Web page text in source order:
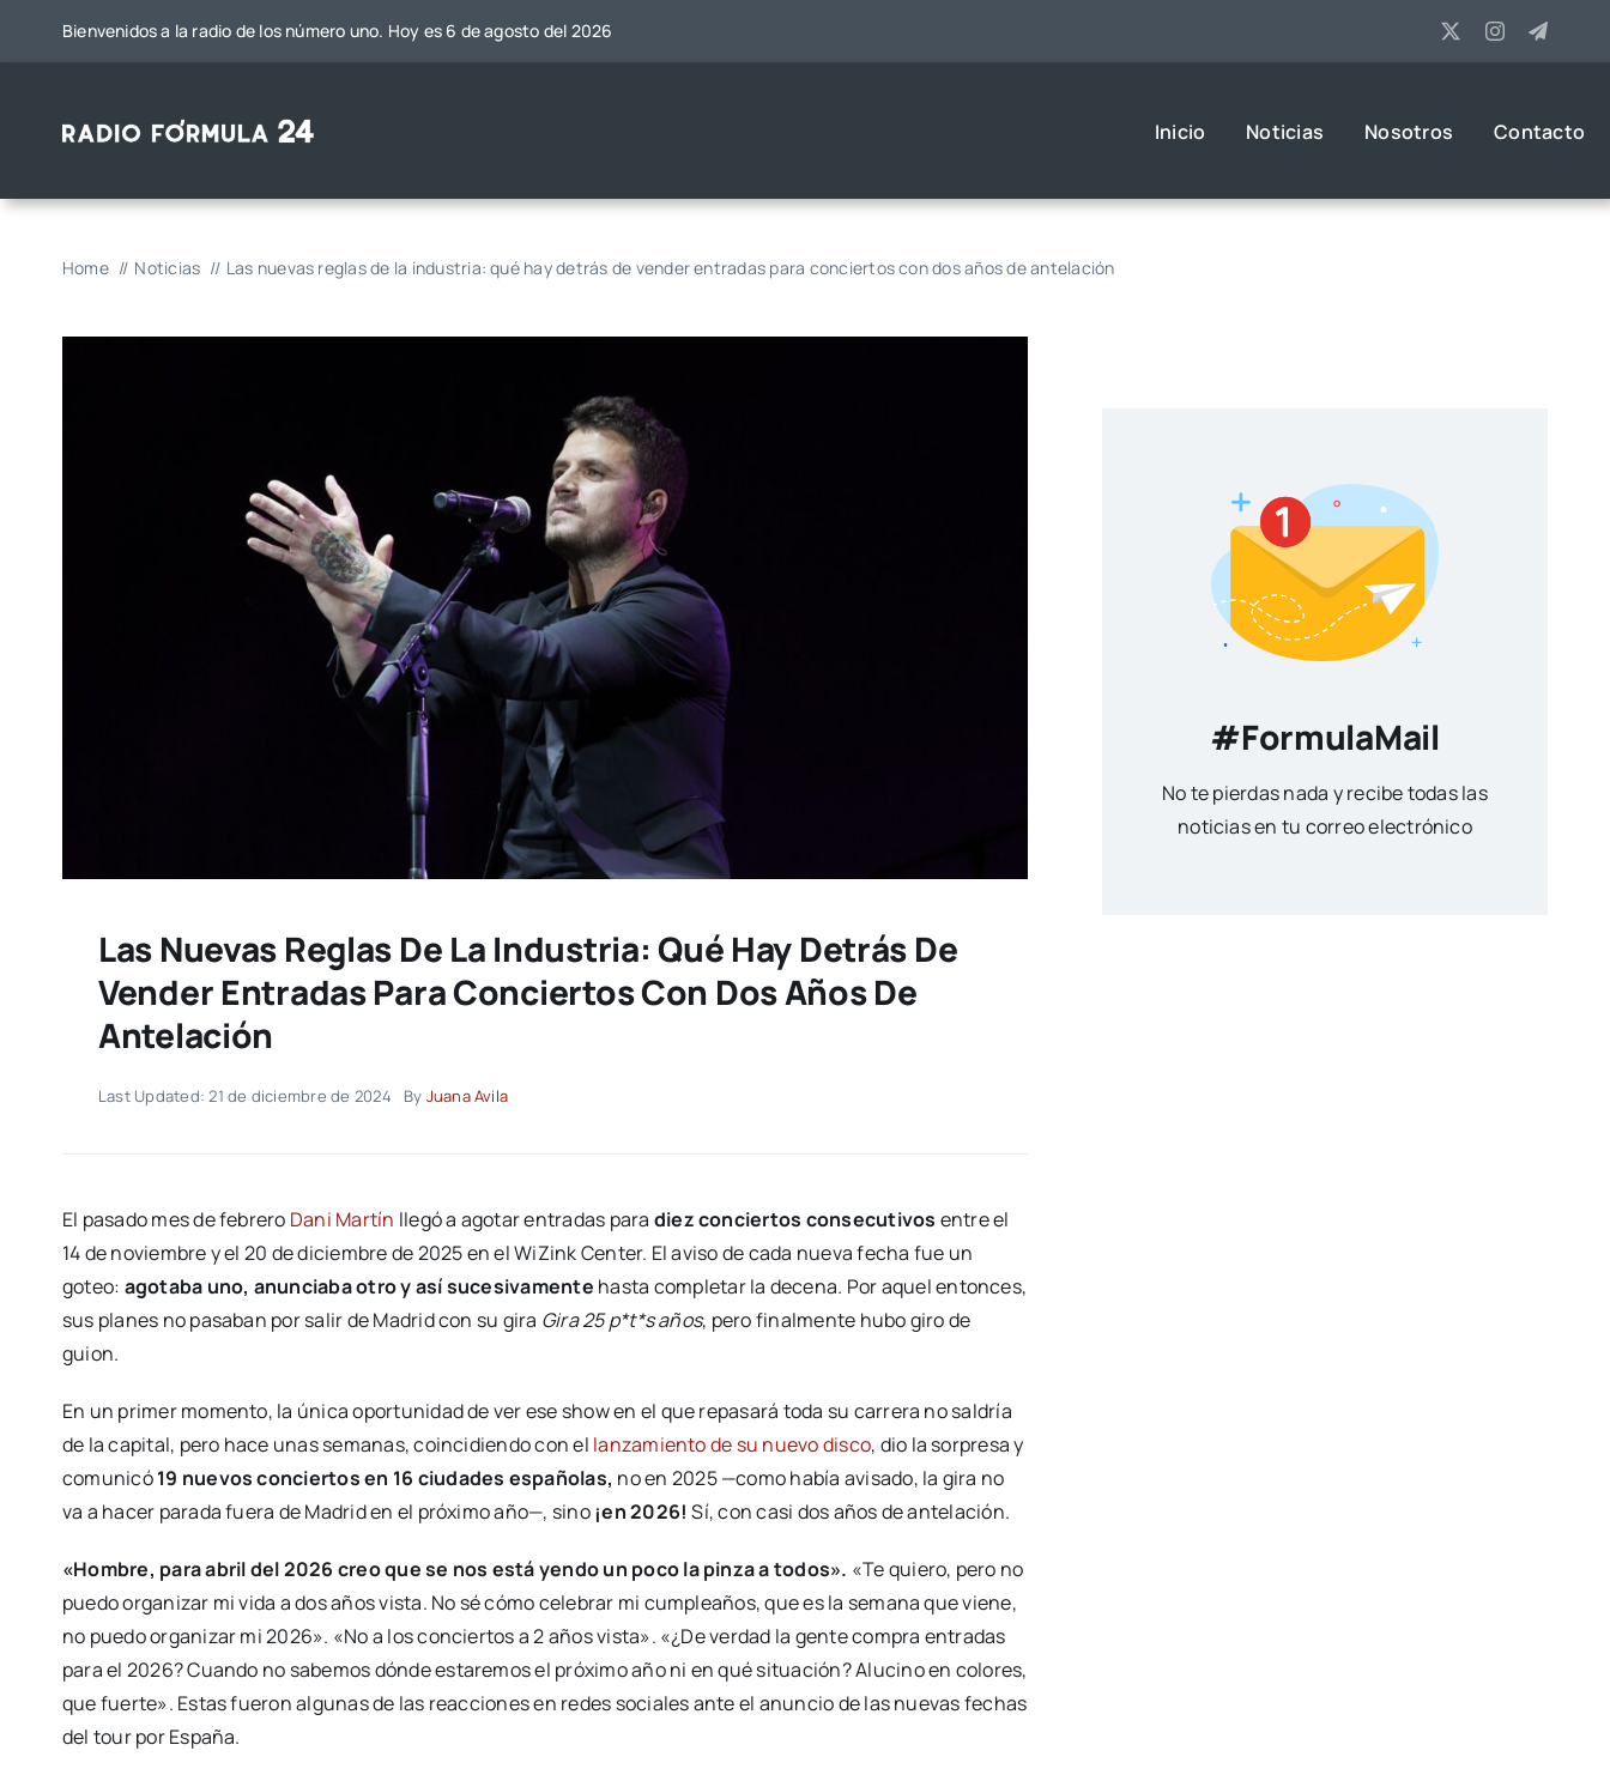
Bienvenidos a la radio de los número uno. Hoy es 6 de agosto del 2026
Inicio Noticias Nosotros Contacto
Home Noticias Las nuevas reglas de la industria: qué hay detrás de vender entradas para conciertos con dos años de antelación
Las Nuevas Reglas De La Industria: Qué Hay Detrás De
Vender Entradas Para Conciertos Con Dos Años De
Antelación
Last Updated: 21 de diciembre de 2024 By Juana Avila
El pasado mes de febrero Dani Martín llegó a agotar entradas para diez conciertos consecutivos entre el
14 de noviembre y el 20 de diciembre de 2025 en el WiZink Center. El aviso de cada nueva fecha fue un
goteo: agotaba uno, anunciaba otro y así sucesivamente hasta completar la decena. Por aquel entonces,
sus planes no pasaban por salir de Madrid con su gira Gira 25 p*t*s años, pero finalmente hubo giro de
guion.
En un primer momento, la única oportunidad de ver ese show en el que repasará toda su carrera no saldría
de la capital, pero hace unas semanas, coincidiendo con el lanzamiento de su nuevo disco, dio la sorpresa y
comunicó19 nuevos conciertos en 16 ciudades españolas, no en 2025 —como había avisado, la gira no
va a hacer parada fuera de Madrid en el próximo año—, sino¡en 2026! Sí, con casi dos años de antelación.
«Hombre, para abril del 2026 creo que se nos está yendo un poco la pinza a todos». «Te quiero, pero no
puedo organizar mi vida a dos años vista. No sé cómo celebrar mi cumpleaños, que es la semana que viene,
no puedo organizar mi 2026». «No a los conciertos a 2 años vista». «¿De verdad la gente compra entradas
para el 2026? Cuando no sabemos dónde estaremos el próximo año ni en qué situación? Alucino en colores,
que fuerte». Estas fueron algunas de las reacciones en redes sociales ante el anuncio de las nuevas fechas
del tour por España.
#FormulaMail
No te pierdas nada y recibe todas las
noticias en tu correo electrónico